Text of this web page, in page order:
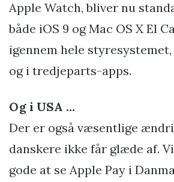
Apple Watch, bliver nu
både iOS 9 og Mac OS X El
igennem hele
og i tredjeparts-apps.
Og i USA …
Der er også væsentlige
danskere ikke får glæde af.
gode at se Apple Pay i